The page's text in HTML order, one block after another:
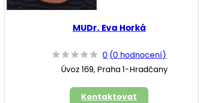
MUDr. Eva Horká
0 (0 hodnocení)
Úvoz 169, Praha 1-Hradčany
Kontaktovat